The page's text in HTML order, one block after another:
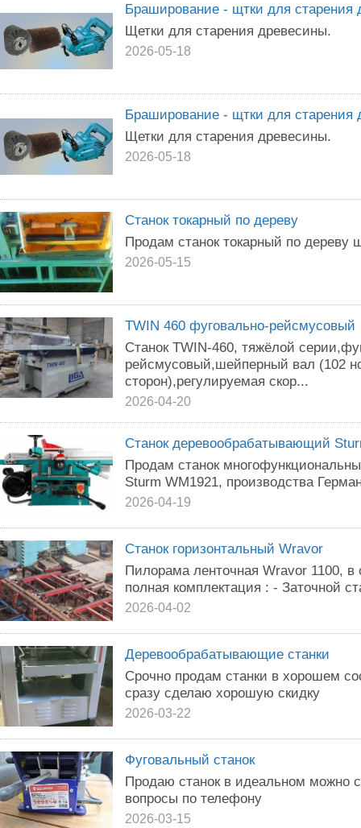
Браширование - щтки для старения
Щетки для старения древесины.
2026-05-18
Браширование - щтки для старения
Щетки для старения древесины.
2026-05-18
Станок токарный по дереву
Продам станок токарный по дереву
2026-05-15
TWIN 460 фуговально-рейсмусовый
Станок TWIN-460, тяжёлой
рейсмусовый,шейперный вал (102
сторон),регулируемая скор...
2026-04-20
Станок деревообрабатывающий
Продам станок
Sturm WM1921, производства
2026-04-19
Станок горизонтальный Wravor
Пилорама ленточная Wravor 1100,
полная комплектация : - Заточной
2026-04-02
Деревообрабатывающие станки
Срочно продам станки в хорошем
сразу сделаю хорошую скидку
2026-03-22
Фуговальный станок
Продаю станок в идеальном можно
вопросы по телефону
2026-03-15